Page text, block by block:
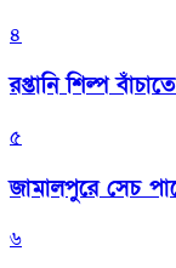
৪
রপ্তানি শিল্প
৫
জামালপুরে সেচ
৬